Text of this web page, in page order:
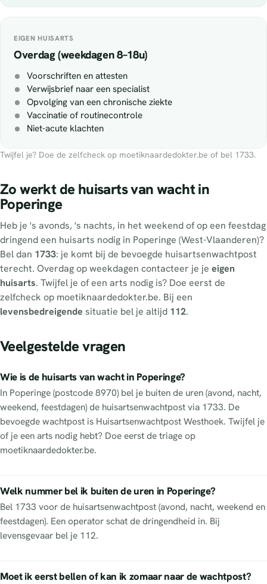
EIGEN HUISARTS
Overdag (weekdagen 8–18u)
Voorschriften en attesten
Verwijsbrief naar een specialist
Opvolging van een chronische ziekte
Vaccinatie of routinecontrole
Niet-acute klachten
Twijfel je? Doe de zelfcheck op moetiknaardedokter.be of bel 1733.
Zo werkt de huisarts van wacht in
Poperinge
Heb je 's avonds, 's nachts, in het weekend of op een feestdag
dringend een huisarts nodig in Poperinge (West-Vlaanderen)?
Bel dan 1733: je komt bij de bevoegde huisartsenwachtpost
terecht. Overdag op weekdagen contacteer je je eigen
huisarts. Twijfel je of een arts nodig is? Doe eerst de
zelfcheck op moetiknaardedokter.be. Bij een
levensbedreigende situatie bel je altijd 112.
Veelgestelde vragen
Wie is de huisarts van wacht in Poperinge?
In Poperinge (postcode 8970) bel je buiten de uren (avond, nacht,
weekend, feestdagen) de huisartsenwachtpost via 1733. De
bevoegde wachtpost is Huisartsenwachtpost Westhoek. Twijfel je
of je een arts nodig hebt? Doe eerst de triage op
moetiknaardedokter.be.
Welk nummer bel ik buiten de uren in Poperinge?
Bel 1733 voor de huisartsenwachtpost (avond, nacht, weekend en
feestdagen). Een operator schat de dringendheid in. Bij
levensgevaar bel je 112.
Moet ik eerst bellen of kan ik zomaar naar de wachtpost?